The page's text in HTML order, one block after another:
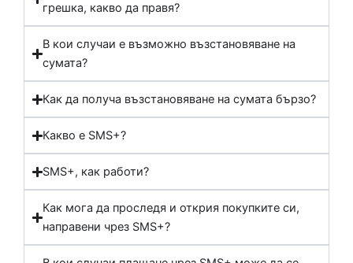
грешка, какво да правя?
В кои случаи е възможно възстановяване на
сумата?
Как да получа възстановяване на сумата бързо?
Какво е SMS+?
SMS+, как работи?
Как мога да проследя и открия покупките си,
направени чрез SMS+?